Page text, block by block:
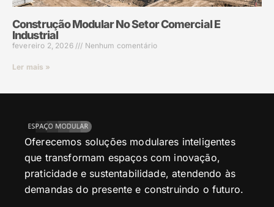
Construção Modular No Setor Comercial E
Industrial
fevereiro 2, 2026 Nenhum comentário
Ler mais »
Oferecemos soluções modulares inteligentes
que transformam espaços com inovação,
praticidade e sustentabilidade, atendendo às
demandas do presente e construindo o futuro.